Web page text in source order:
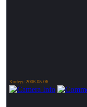
Kortege 2006-05-06